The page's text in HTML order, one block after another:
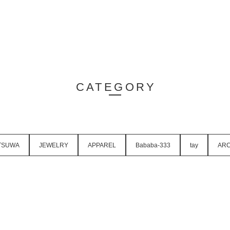
CATEGORY
JEWELRY APPAREL Bababa-333 tay